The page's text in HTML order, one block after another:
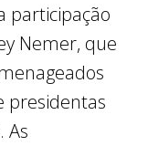
participação
Nemer, que
presidentas
As